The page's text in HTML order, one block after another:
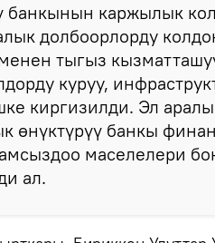
банкынын каржылык
долбоорлорду
тыгыз
куруу,
киргизилди. Эл
өнүктүрүү банкы
маселелери
ал.